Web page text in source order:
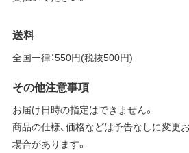
送料
全国一律：550円(税抜500円)
その他注意事項
お届け日時の指定はできません。
商品の仕様、価格などは予告なしに変更
場合があります。